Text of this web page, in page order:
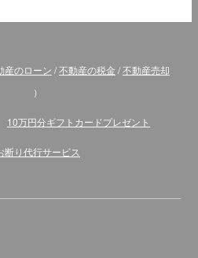
産のローン /不動産の税金 /不動産売却
）
10万円分ギフトカードプレゼント
断り代行サービス